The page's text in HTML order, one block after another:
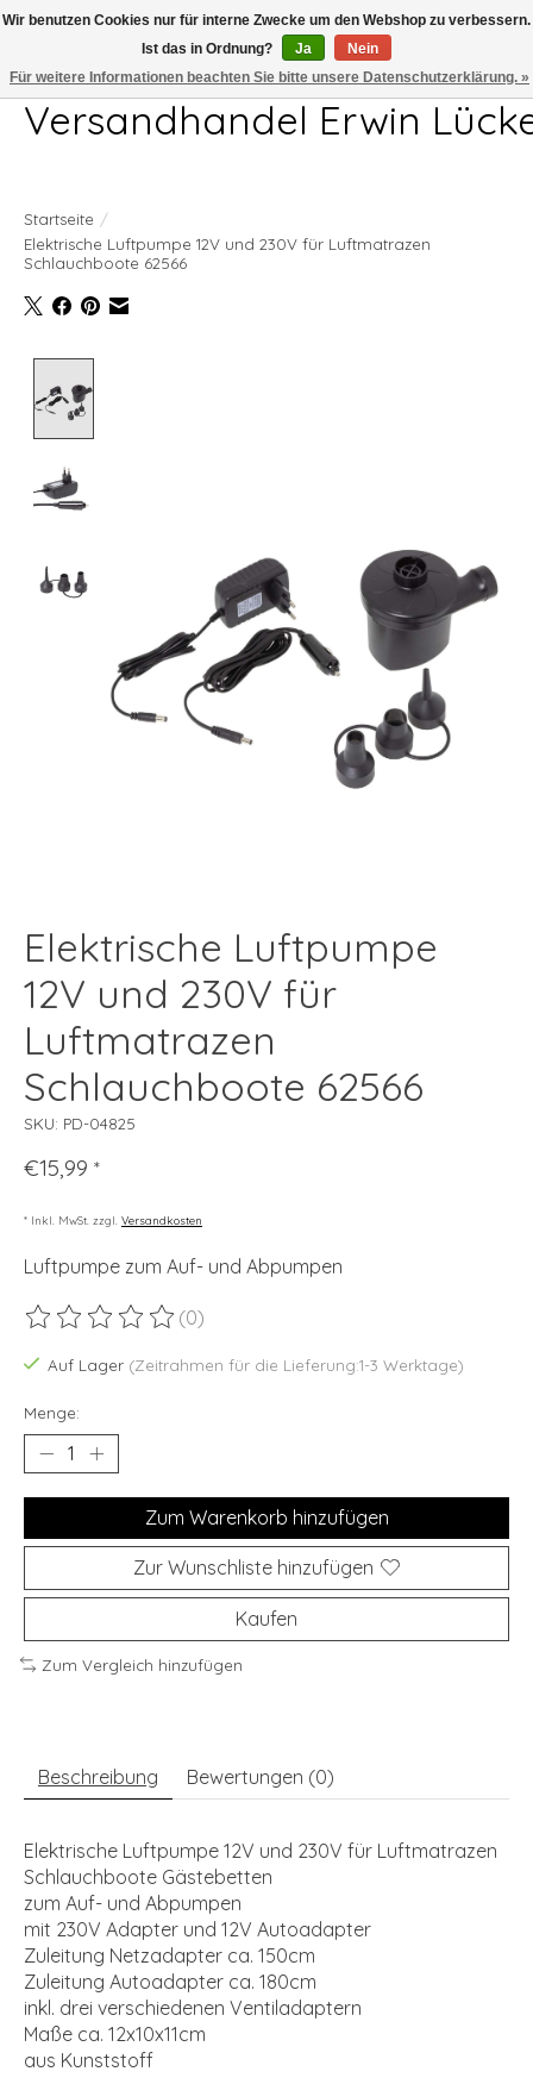
Telefon 04407 715872 MO-DO 7.00-17.00Uhr FR 7.00-13.00Uhr
Versandhandel Erwin
Startseite /
Elektrische Luftpumpe 12V und 230V für Luftmatrazen
Schlauchboote 62566
Elektrische Luftpumpe
12V und 230V für
Luftmatrazen
Schlauchboote 62566
SKU: PD-04825
€15,99 *
* Inkl. MwSt. zzgl. Versandkosten
Luftpumpe zum Auf- und Abpumpen
Die Bewertung dieses Produkts ist
(0)
Auf Lager (Zeitrahmen für die Lieferung:1-3 Werktage)
Menge:
Zum Warenkorb hinzufügen
Zur Wunschliste hinzufügen
Kaufen
Zum Vergleich hinzufügen
Beschreibung Bewertungen (0)
Elektrische Luftpumpe 12V und 230V für Luftmatrazen
Schlauchboote Gästebetten
zum Auf- und Abpumpen
mit 230V Adapter und 12V Autoadapter
Zuleitung Netzadapter ca. 150cm
Zuleitung Autoadapter ca. 180cm
inkl. drei verschiedenen Ventiladaptern
Maße ca. 12x10x11cm
aus Kunststoff
Wir benutzen Cookies nur für interne Zwecke um den Webshop zu verbessern.
Ist das in Ordnung?
Ja
Nein
Für weitere Informationen beachten Sie bitte unsere Datenschutzerklärung. »